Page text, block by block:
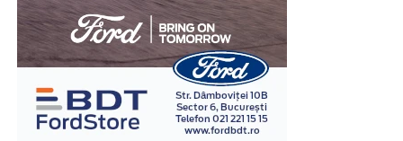
În cadrul examinării, specialistul formulează întrebări
relevante pentru situația investigată și analizează
răspunsurile împreună cu reacțiile fiziologice
înregistrate. Interpretarea rezultatelor este realizată în
baza unor metode și protocoale specifice, de către
examinatori instruiți în acest domeniu.